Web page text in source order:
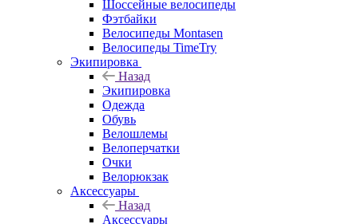
Шоссейные велосипеды
Фэтбайки
Велосипеды Montasen
Велосипеды TimeTry
Экипировка
Назад
Экипировка
Одежда
Обувь
Велошлемы
Велоперчатки
Очки
Велорюкзак
Аксессуары
Назад
Аксессуары